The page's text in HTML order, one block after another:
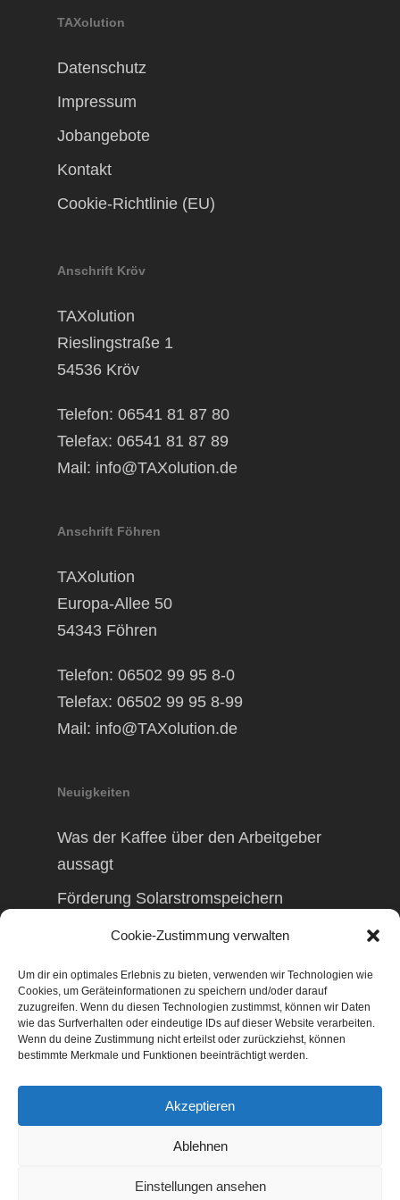
Cookie-Zustimmung verwalten
Um dir ein optimales Erlebnis zu bieten, verwenden wir Technologien wie
Cookies, um Geräteinformationen zu speichern und/oder darauf
zuzugreifen. Wenn du diesen Technologien zustimmst, können wir Daten
wie das Surfverhalten oder eindeutige IDs auf dieser Website verarbeiten.
Wenn du deine Zustimmung nicht erteilst oder zurückziehst, können
bestimmte Merkmale und Funktionen beeinträchtigt werden.
Akzeptieren
Ablehnen
Einstellungen ansehen
TAXolution
Datenschutz
Impressum
Jobangebote
Kontakt
Cookie-Richtlinie (EU)
Anschrift Kröv
TAXolution
Rieslingstraße 1
54536 Kröv
Telefon: 06541 81 87 80
Telefax: 06541 81 87 89
Mail: info@TAXolution.de
Anschrift Föhren
TAXolution
Europa-Allee 50
54343 Föhren
Telefon: 06502 99 95 8-0
Telefax: 06502 99 95 8-99
Mail: info@TAXolution.de
Neuigkeiten
Was der Kaffee über den Arbeitgeber
aussagt
Förderung Solarstromspeichern
Förderung Balkonkraftwerk
© 2026 TAXolution – Beratung,
Lohnabrechnungen, Erfassung lfd.
Lohnabrechnung, Betriebswirtschaftliche
Beratung, Finanzierungsberatung,
Gestaltungsberatung,
Existenzgründungsberatung, Marketing,